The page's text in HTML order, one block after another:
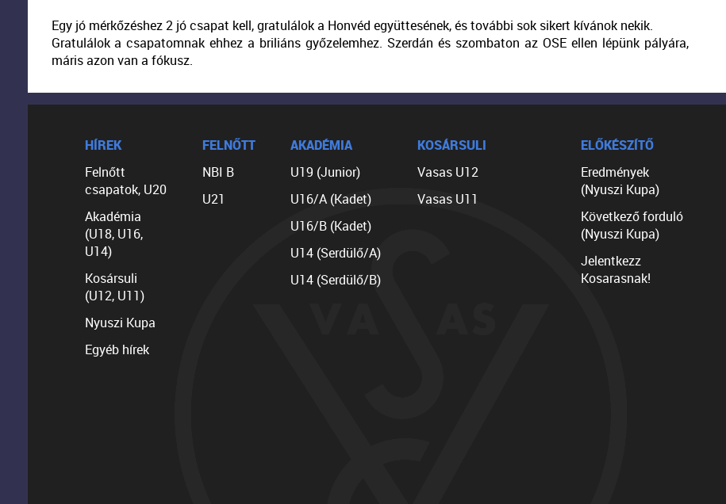
Egy jó mérkőzéshez 2 jó csapat kell, gratulálok a Honvéd együttesének, és további sok sikert kívánok nekik.
Gratulálok a csapatomnak ehhez a briliáns győzelemhez. Szerdán és szombaton az OSE ellen lépünk pályára,
máris azon van a fókusz.
HÍREK
Felnőtt
csapatok, U20
Akadémia
(U18, U16,
U14)
Kosársuli
(U12, U11)
Nyuszi Kupa
Egyéb hírek
FELNŐTT
NBI B
U21
AKADÉMIA
U19 (Junior)
U16/A (Kadet)
U16/B (Kadet)
U14 (Serdülő/A)
U14 (Serdülő/B)
KOSÁRSULI
Vasas U12
Vasas U11
ELŐKÉSZÍTŐ
Eredmények
(Nyuszi Kupa)
Következő forduló
(Nyuszi Kupa)
Jelentkezz
Kosarasnak!